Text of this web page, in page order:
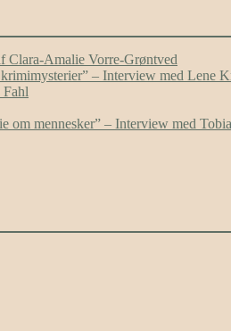
Clara-Amalie Vorre-Grøntved
– Interview med Lene
om mennesker” – Interview med